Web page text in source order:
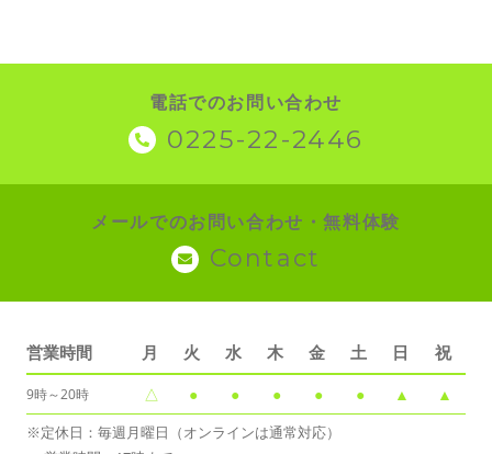
電話でのお問い合わせ
0225-22-2446
メールでのお問い合わせ・無料体験
Contact
営業時間 月 火 水 木 金 土 日 祝
9時～20時 △ ● ● ● ● ● ▲ ▲
※定休日：毎週月曜日（オンラインは通常対応）